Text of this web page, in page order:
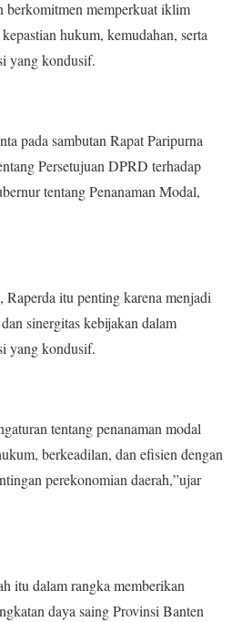
berkomitmen memperkuat iklim
hukum, kemudahan, serta
yang kondusif.
pada sambutan Rapat Paripurna
Persetujuan DPRD terhadap
tentang Penanaman Modal,
Raperda itu penting karena menjadi
sinergitas kebijakan dalam
yang kondusif.
tentang penanaman modal
berkeadilan, dan efisien dengan
perekonomian daerah,”ujar
itu dalam rangka memberikan
daya saing Provinsi Banten